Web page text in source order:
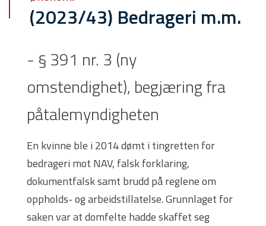
(2023/43) Bedrageri m.m.
- § 391 nr. 3 (ny
omstendighet), begjæring fra
påtalemyndigheten
En kvinne ble i 2014 dømt i tingretten for
bedrageri mot NAV, falsk forklaring,
dokumentfalsk samt brudd på reglene om
oppholds- og arbeidstillatelse. Grunnlaget for
saken var at domfelte hadde skaffet seg